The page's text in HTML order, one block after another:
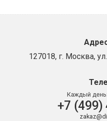
127018, г. Москва,
Каждый день:
+7 (499)